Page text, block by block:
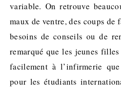
variable. On retrouve
maux de ventre, des coups de
besoins de conseils ou de
remarqué que les jeunes
facilement à l’infirmerie
pour les étudiants